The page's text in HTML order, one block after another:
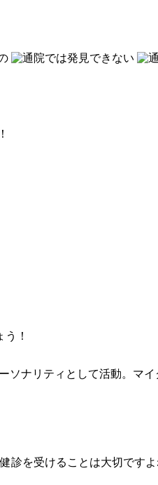
！
ナリティとして活動。マイ
診を受けることは大切ですよ